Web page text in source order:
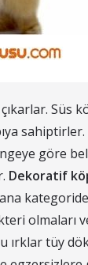
Süs
sahiptirler.
göre
Dekoratif
ırklar tüy